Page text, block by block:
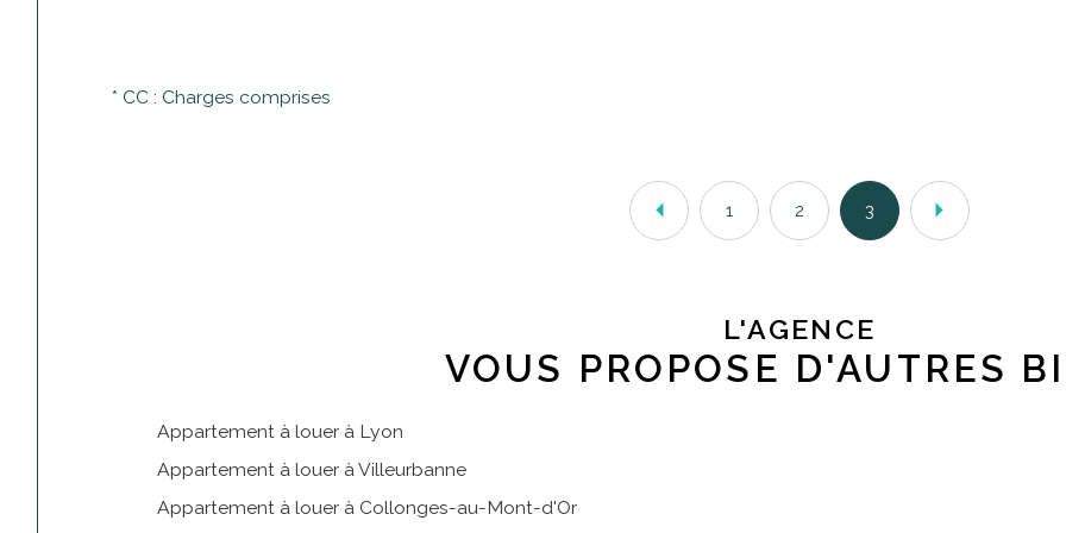
* CC : Charges comprises
1 2 3
L'AGENCE
VOUS PROPOSE D'AUTRES
Appartement à louer à Lyon
Appartement à louer à Villeurbanne
Appartement à louer à Collonges-au-Mont-d'Or